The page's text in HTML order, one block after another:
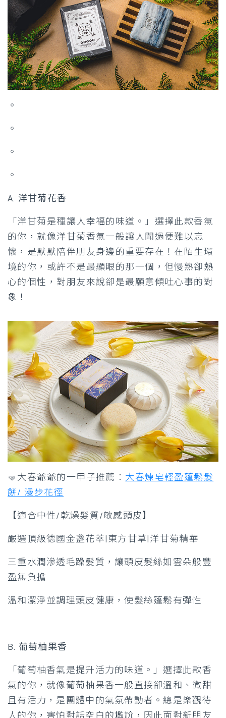
。
。
。
。
A. 洋甘菊花香
「洋甘菊是種讓人幸福的味道。」選擇此款香氣
的你，就像洋甘菊香氣一般讓人聞過便難以忘
懷，是默默陪伴朋友身邊的重要存在！在陌生環
境的你，或許不是最顯眼的那一個，但慢熟卻熱
心的個性，對朋友來說卻是最願意傾吐心事的對
象！
🤜大春爺爺的一甲子推薦： 大春煉皂輕盈蓬鬆髮
餅/ 漫步花徑
【適合中性/乾燥髮質/敏感頭皮】
嚴選頂級德國金盞花萃|東方甘草|洋甘菊精華
三重水潤滲透毛躁髮質，讓頭皮髮絲如雲朵般豐
盈無負擔
溫和潔淨並調理頭皮健康，使髮絲蓬鬆有彈性
B. 葡萄柚果香
「葡萄柚香氣是提升活力的味道。」選擇此款香
氣的你，就像葡萄柚果香一般直接卻溫和、微甜
且有活力，是團體中的氣氛帶動者。總是樂觀待
人的你，害怕對話空白的尷尬，因此面對新朋友